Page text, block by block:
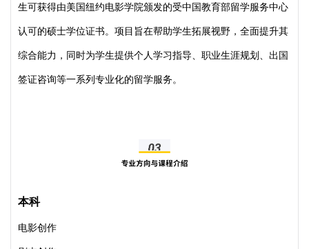
生可获得由美国纽约电影学院颁发的受中国教育部留学服务中心
认可的硕士学位证书。项目旨在帮助学生拓展视野，全面提升其
综合能力，同时为学生提供个人学习指导、职业生涯规划、出国
签证咨询等一系列专业化的留学服务。
本科
电影创作